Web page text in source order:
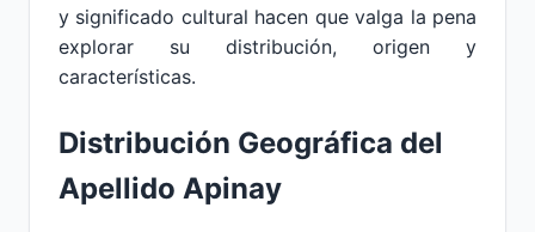
y significado cultural hacen que valga la pena
explorar su distribución, origen y
características.
Distribución Geográfica del
Apellido Apinay